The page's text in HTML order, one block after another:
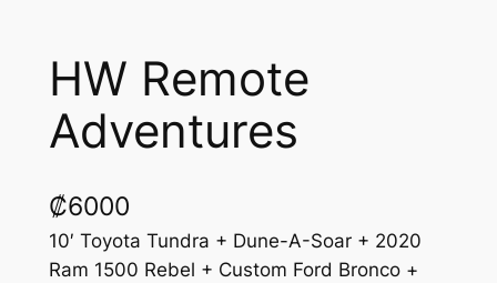
HW Remote
Adventures
₡6000
10′ Toyota Tundra + Dune-A-Soar + 2020
Ram 1500 Rebel + Custom Ford Bronco +